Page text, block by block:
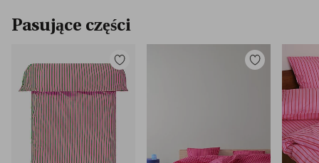
Pasujące części
Dodaj
do
ulubionych
Dodaj